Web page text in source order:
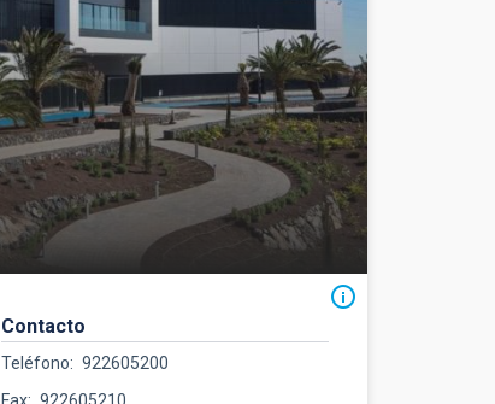
Contacto
Teléfono
922605200
Fax
922605210